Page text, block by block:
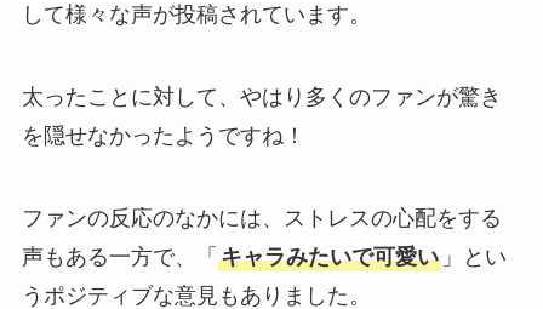
して様々な声が投稿されています。
太ったことに対して、やはり多くのファンが驚き
を隠せなかったようですね！
ファンの反応のなかには、ストレスの心配をする
声もある一方で、「 キャラみたいで可愛い」とい
うポジティブな意見もありました。